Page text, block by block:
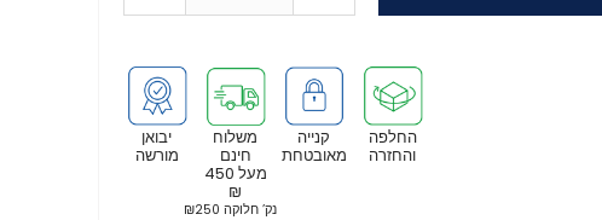
יבואן
מורשה
משלוח
חינם
מעל 450
₪
נק’ חלוקה ₪250
קנייה
מאובטחת
החלפה
והחזרה